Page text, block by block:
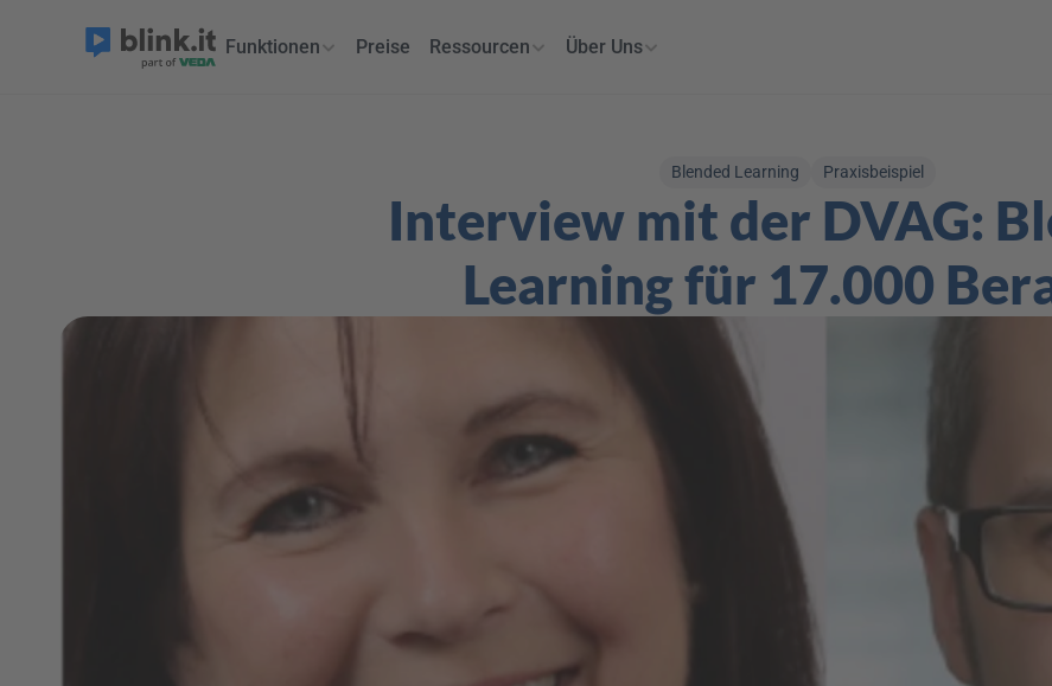
Blended Learning Praxisbeispiel
Interview mit der DVAG:
Learning für 17.000
Funktionen Preise Ressourcen Über Uns